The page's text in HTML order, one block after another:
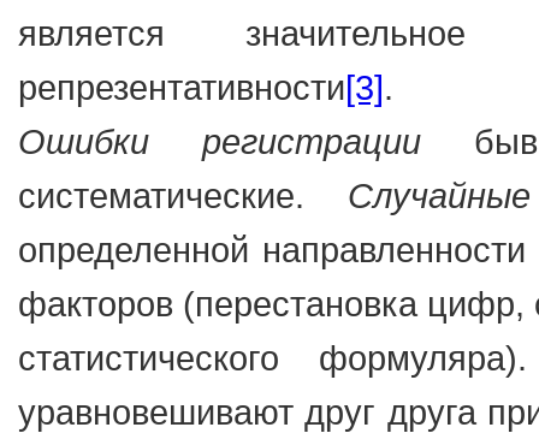
является
репрезентативности[3].
Ошибки регистрации
систематические.
определенной
факторов (перестановка
статистического
уравновешивают друг друга